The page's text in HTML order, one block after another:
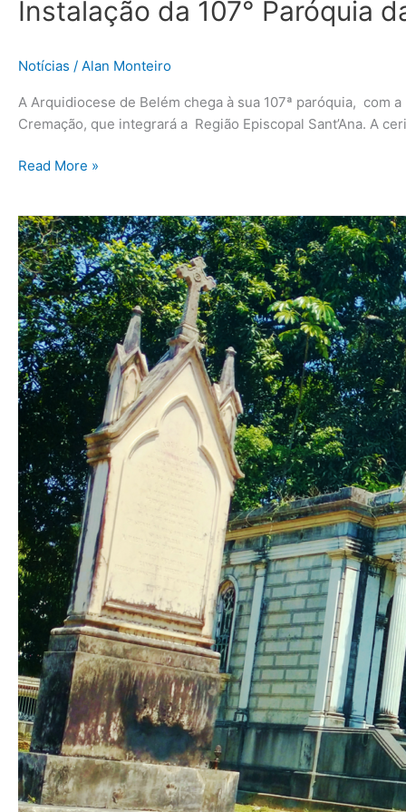
Instalação da 107° Paróquia
Notícias / Alan Monteiro
A Arquidiocese de Belém chega à sua 107ª paróquia, com
Cremação, que integrará a Região Episcopal Sant’Ana. A
Read More »
Celebrações
do
Dia
dos
Fiéis
Falecidos